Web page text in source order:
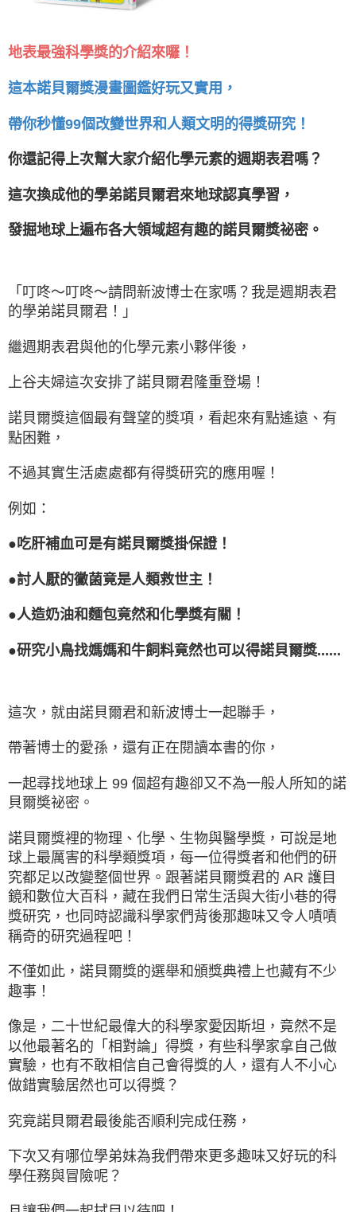
地表最強科學獎的介紹來囉！
這本諾貝爾獎漫畫圖鑑好玩又實用，
帶你秒懂99個改變世界和人類文明的得獎研究！
你還記得上次幫大家介紹化學元素的週期表君嗎？
這次換成他的學弟諾貝爾君來地球認真學習，
發掘地球上遍布各大領域超有趣的諾貝爾獎祕密。
「叮咚～叮咚～請問新波博士在家嗎？我是週期表君
的學弟諾貝爾君！」
繼週期表君與他的化學元素小夥伴後，
上谷夫婦這次安排了諾貝爾君隆重登場！
諾貝爾獎這個最有聲望的獎項，看起來有點遙遠、有
點困難，
不過其實生活處處都有得獎研究的應用喔！
例如：
●吃肝補血可是有諾貝爾獎掛保證！
●討人厭的黴菌竟是人類救世主！
●人造奶油和麵包竟然和化學獎有關！
●研究小鳥找媽媽和牛飼料竟然也可以得諾貝爾獎......
這次，就由諾貝爾君和新波博士一起聯手，
帶著博士的愛孫，還有正在閱讀本書的你，
一起尋找地球上 99 個超有趣卻又不為一般人所知的諾
貝爾奬祕密。
諾貝爾獎裡的物理、化學、生物與醫學獎，可說是地
球上最厲害的科學類獎項，每一位得獎者和他們的研
究都足以改變整個世界。跟著諾貝爾獎君的 AR 護目
鏡和數位大百科，藏在我們日常生活與大街小巷的得
獎研究，也同時認識科學家們背後那趣味又令人嘖嘖
稱奇的研究過程吧！
不僅如此，諾貝爾獎的選舉和頒獎典禮上也藏有不少
趣事！
像是，二十世紀最偉大的科學家愛因斯坦，竟然不是
以他最著名的「相對論」得獎，有些科學家拿自己做
實驗，也有不敢相信自己會得獎的人，還有人不小心
做錯實驗居然也可以得獎？
究竟諾貝爾君最後能否順利完成任務，
下次又有哪位學弟妹為我們帶來更多趣味又好玩的科
學任務與冒險呢？